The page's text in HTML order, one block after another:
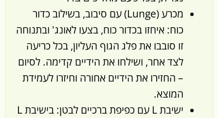
מכרע (Lunge) עם סיבוב, בשילוב כדור
כוח: איחזו בכדור כוח, בצעו לאונג' ובתנוחה
זו סובבו את פלג הגוף העליון, בכל כריעה
לצד אחר, ושילחו את הידיים קדימה. לסיום
– החזירו את הידיים אחורה וחיזרו לעמידת
המוצא.
ישיבת L עם כפיפת ברכיים לבטן: בישיבת L